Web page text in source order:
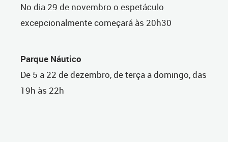
No dia 29 de novembro o espetáculo
excepcionalmente começará às 20h30
Parque Náutico
De 5 a 22 de dezembro, de terça a domingo, das
19h às 22h